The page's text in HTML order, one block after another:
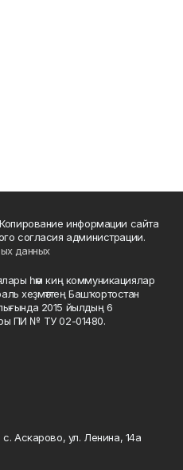
информации сайта
согласия администрации.
данных
һәм киң коммуникациялар
хеҙмәттең Башҡортостан
2015 йылдың 6
ПИ № ТУ 02-01480.
Аскарово, ул. Ленина, 14а